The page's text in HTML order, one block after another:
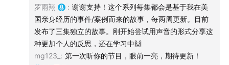
罗雨翔 : 谢谢支持！这个系列每集都会是基于我在美
国亲身经历的事件/案例而来的故事，每两周更新。目前
发布了三集独立的故事。刚开始尝试用声音的形式分享这
种更加个人的反思，还在学习中🙌
mg123_ : 第一次听你的节目，眼前一亮，期待更新！